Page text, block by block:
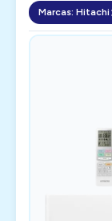
Marcas: Hitachi